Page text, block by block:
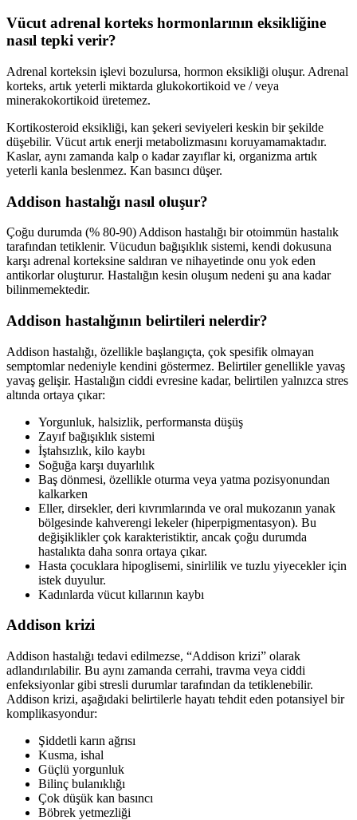
Vücut adrenal korteks hormonlarının eksikliğine
nasıl tepki verir?
Adrenal korteksin işlevi bozulursa, hormon eksikliği oluşur. Adrenal
korteks, artık yeterli miktarda glukokortikoid ve / veya
minerakokortikoid üretemez.
Kortikosteroid eksikliği, kan şekeri seviyeleri keskin bir şekilde
düşebilir. Vücut artık enerji metabolizmasını koruyamamaktadır.
Kaslar, aynı zamanda kalp o kadar zayıflar ki, organizma artık
yeterli kanla beslenmez. Kan basıncı düşer.
Addison hastalığı nasıl oluşur?
Çoğu durumda (% 80-90) Addison hastalığı bir otoimmün hastalık
tarafından tetiklenir. Vücudun bağışıklık sistemi, kendi dokusuna
karşı adrenal korteksine saldıran ve nihayetinde onu yok eden
antikorlar oluşturur. Hastalığın kesin oluşum nedeni şu ana kadar
bilinmemektedir.
Addison hastalığının belirtileri nelerdir?
Addison hastalığı, özellikle başlangıçta, çok spesifik olmayan
semptomlar nedeniyle kendini göstermez. Belirtiler genellikle yavaş
yavaş gelişir. Hastalığın ciddi evresine kadar, belirtilen yalnızca stres
altında ortaya çıkar:
Yorgunluk, halsizlik, performansta düşüş
Zayıf bağışıklık sistemi
İştahsızlık, kilo kaybı
Soğuğa karşı duyarlılık
Baş dönmesi, özellikle oturma veya yatma pozisyonundan
kalkarken
Eller, dirsekler, deri kıvrımlarında ve oral mukozanın yanak
bölgesinde kahverengi lekeler (hiperpigmentasyon). Bu
değişiklikler çok karakteristiktir, ancak çoğu durumda
hastalıkta daha sonra ortaya çıkar.
Hasta çocuklara hipoglisemi, sinirlilik ve tuzlu yiyecekler için
istek duyulur.
Kadınlarda vücut kıllarının kaybı
Addison krizi
Addison hastalığı tedavi edilmezse, “Addison krizi” olarak
adlandırılabilir. Bu aynı zamanda cerrahi, travma veya ciddi
enfeksiyonlar gibi stresli durumlar tarafından da tetiklenebilir.
Addison krizi, aşağıdaki belirtilerle hayatı tehdit eden potansiyel bir
komplikasyondur:
Şiddetli karın ağrısı
Kusma, ishal
Güçlü yorgunluk
Bilinç bulanıklığı
Çok düşük kan basıncı
Böbrek yetmezliği